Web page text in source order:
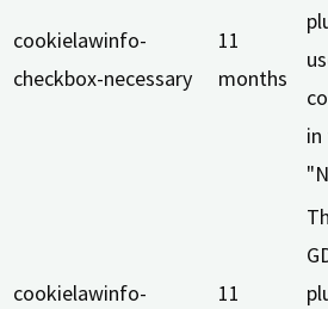
cookielawinfo-
checkbox-necessary
11
months
cookielawinfo-
11